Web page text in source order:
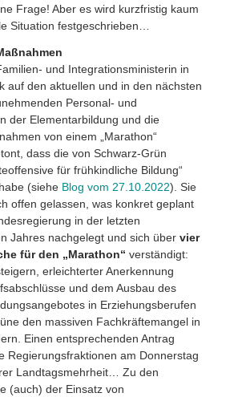
Frage! Aber es wird kurzfristig kaum
Situation festgeschrieben…
und Integrationsministerin in
auf den aktuellen und in den nächsten
Personal- und
der Elementarbildung und die
von einem „Marathon“
dass die von Schwarz-Grün
für frühkindliche Bildung“
(siehe Blog vom 27.10.2022). Sie
offen gelassen, was konkret geplant
in der letzten
Jahres nachgelegt und sich über vier
für den „Marathon“ verständigt:
erleichterter Anerkennung
und dem Ausbau des
in Erziehungsberufen
den massiven Fachkräftemangel in
Einen entsprechenden Antrag
Regierungsfraktionen am Donnerstag
Landtagsmehrheit… Zu den
(auch) der Einsatz von